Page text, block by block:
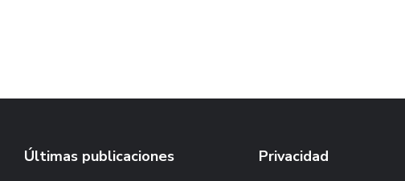
Últimas publicaciones Privacidad